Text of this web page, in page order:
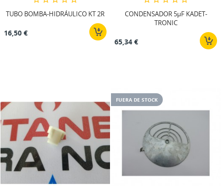
TUBO BOMBA-HIDRÁULICO KT 2R
16,50 €
CONDENSADOR 5µF KADET-
TRONIC
65,34 €
FUERA DE STOCK
((cancelText)) ((modalDeleteText))
Cancelar Crear lista de deseos